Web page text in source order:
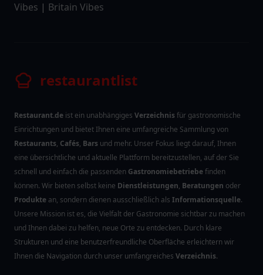
Vibes | Britain Vibes
restaurantlist
Restaurant.de ist ein unabhängiges Verzeichnisfür gastronomische
Einrichtungen und bietet Ihnen eine umfangreiche Sammlung von
Restaurants, Cafés, Bars und mehr. Unser Fokus liegt darauf, Ihnen
eine übersichtliche und aktuelle Plattform bereitzustellen, auf der Sie
schnell und einfach die passenden Gastronomiebetriebefinden
können. Wir bieten selbst keine Dienstleistungen, Beratungen oder
Produkte an, sondern dienen ausschließlich als Informationsquelle.
Unsere Mission ist es, die Vielfalt der Gastronomie sichtbar zu machen
und Ihnen dabei zu helfen, neue Orte zu entdecken. Durch klare
Strukturen und eine benutzerfreundliche Oberfläche erleichtern wir
Ihnen die Navigation durch unser umfangreiches Verzeichnis.